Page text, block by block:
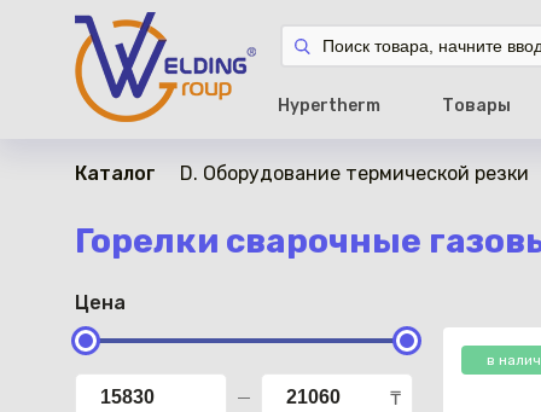
Hypertherm Товары
Каталог D. Оборудование термической резки
Горелки сварочные
Цена
₸
в